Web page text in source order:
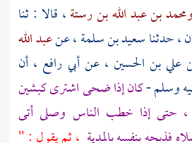
ومحمد بن عبد الله بن رستة، قالا : ثنا
، حدثناسعيد بن سلمة، عنعبد الله
علي بن الحسين ، عنأبي رافع ، أن
وسلم -كان إذا ضحى اشترى كبشين
، حتى إذا خطب الناس وصلى أتى